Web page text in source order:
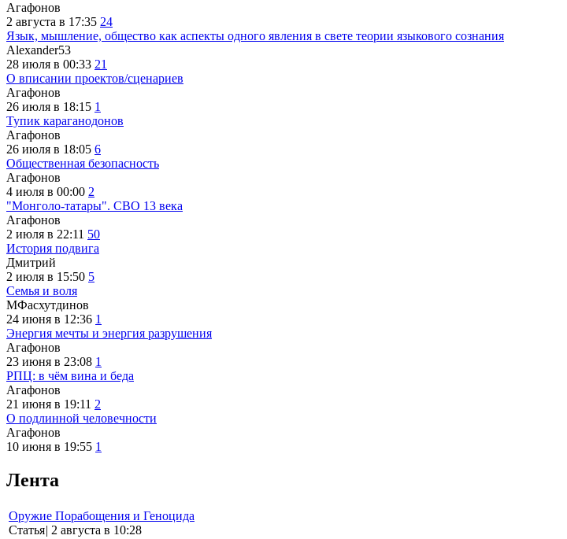
Агафонов
2 августа в 17:35 24
Язык, мышление, общество как аспекты одного явления в свете теории языкового сознания
Alexander53
28 июля в 00:33 21
О вписании проектов/сценариев
Агафонов
26 июля в 18:15 1
Тупик караганодонов
Агафонов
26 июля в 18:05 6
Общественная безопасность
Агафонов
4 июля в 00:00 2
"Монголо-татары". СВО 13 века
Агафонов
2 июля в 22:11 50
История подвига
Дмитрий
2 июля в 15:50 5
Семья и воля
МФасхутдинов
24 июня в 12:36 1
Энергия мечты и энергия разрушения
Агафонов
23 июня в 23:08 1
РПЦ: в чём вина и беда
Агафонов
21 июня в 19:11 2
О подлинной человечности
Агафонов
10 июня в 19:55 1
Лента
Оружие Порабощения и Геноцида
Статья| 2 августа в 10:28